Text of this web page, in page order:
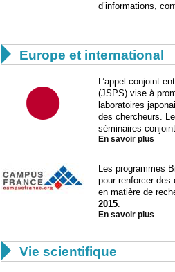
d’informations,
 Europe et international
L’appel conjoint
(JSPS) vise à
laboratoires
des chercheurs.
séminaires
En savoir plus
Les programmes
pour renforcer des
en matière de
2015.
En savoir plus
 Vie scientifique